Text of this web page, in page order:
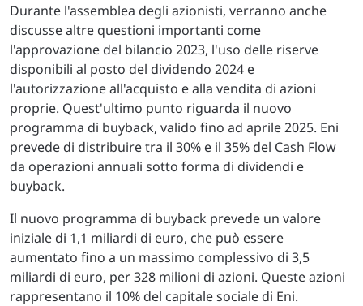
Durante l'assemblea degli azionisti, verranno anche
discusse altre questioni importanti come
l'approvazione del bilancio 2023, l'uso delle riserve
disponibili al posto del dividendo 2024 e
l'autorizzazione all'acquisto e alla vendita di azioni
proprie. Quest'ultimo punto riguarda il nuovo
programma di buyback, valido fino ad aprile 2025. Eni
prevede di distribuire tra il 30% e il 35% del Cash Flow
da operazioni annuali sotto forma di dividendi e
buyback.
Il nuovo programma di buyback prevede un valore
iniziale di 1,1 miliardi di euro, che può essere
aumentato fino a un massimo complessivo di 3,5
miliardi di euro, per 328 milioni di azioni. Queste azioni
rappresentano il 10% del capitale sociale di Eni.